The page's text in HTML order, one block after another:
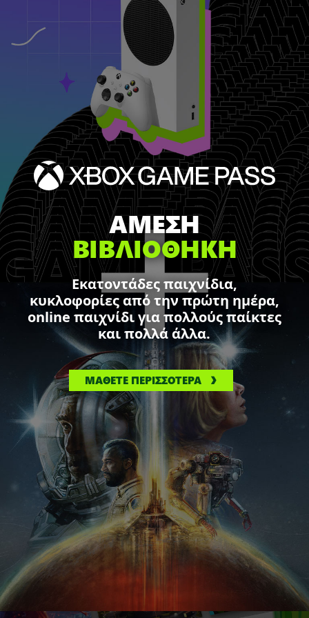
ΑΜΕΣΗ
ΒΙΒΛΙΟΘΗΚΗ
Εκατοντάδες παιχνίδια,
κυκλοφορίες από την πρώτη ημέρα,
online παιχνίδι για πολλούς παίκτες
και πολλά άλλα.
ΜΑΘΕΤΕ ΠΕΡΙΣΣΟΤΕΡΑ